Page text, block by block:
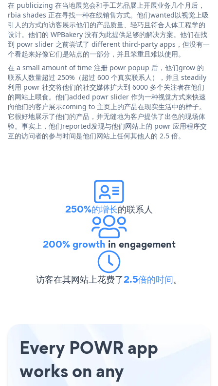
在 publicizing 在当地展览会和手工艺品展上开展业务几个月后，
rbia shades 正在寻找一种在线销售方式。他们wanted以视觉上吸
引人的方式向访客展示他们的产品质量、轻巧且符合人体工程学的
设计。他们的 WPBakery 没有为此提供足够的解决方案。他们在找
到 powr slider 之前尝试了 different third-party apps，但没有一
个看起来好像它们是站点的一部分，并且笨重且难以使用。
在 a small amount of time 注册 powr popup 后，他们grow 的
联系人数量超过 250%（超过 600 个真实联系人），并且 steadily
利用 powr 社交将他们的社交媒体扩大到 6000 多个关注者在他们
的网站上喂食。他们added powr slider 作为一种视觉方式来快速
向他们的客户展示coming to 主页上的产品在现实生活中的样子。
它很好地展示了他们的产品，并无缝地为客户提供了出色的现场体
验。事实上，他们reported发现与他们网站上的 powr 应用程序交
互的访问者的参与时间是他们网站上任何其他人的 2.5 倍。
250%的增长的联系人
200% growth in engagement
访客在其网站上花费了2.5倍的时间。
Every POWR app
works on any